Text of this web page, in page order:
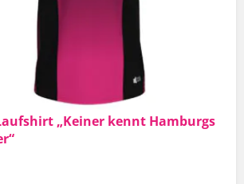
„Keiner kennt Hamburgs